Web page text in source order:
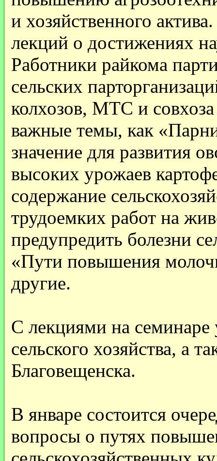
и хозяйственного
лекций о достижениях
Работники райкома
сельских
колхозов, МТС и
важные темы, как
значение для развития
высоких урожаев
содержание
трудоемких работ на
предупредить болезни
«Пути повышения
другие.
С лекциями на семинаре
сельского хозяйства, а
Благовещенска.
В январе состоится
вопросы о путях